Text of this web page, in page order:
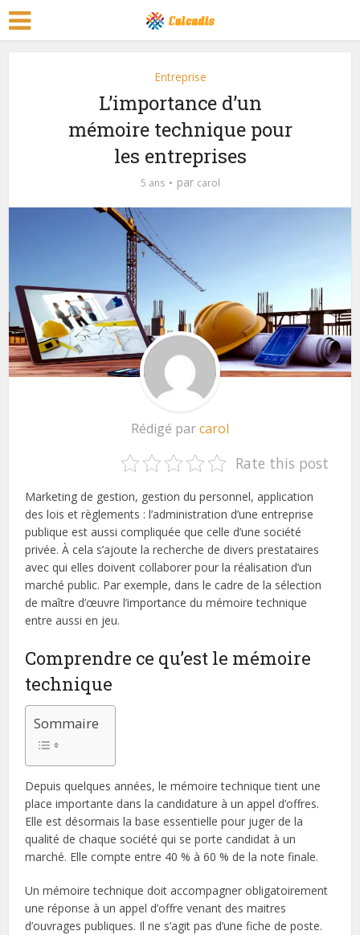
Entreprise
L’importance d’un
mémoire technique pour
les entreprises
5 ans par carol
Rédigé parcarol
Rate this post
Marketing de gestion, gestion du personnel, application
des lois et règlements : l’administration d’une entreprise
publique est aussi compliquée que celle d’une société
privée. À cela s’ajoute la recherche de divers prestataires
avec qui elles doivent collaborer pour la réalisation d’un
marché public. Par exemple, dans le cadre de la sélection
de maître d’œuvre l’importance du mémoire technique
entre aussi en jeu.
Comprendre ce qu’est le mémoire
technique
Sommaire
Depuis quelques années, le mémoire technique tient une
place importante dans la candidature à un appel d’offres.
Elle est désormais la base essentielle pour juger de la
qualité de chaque société qui se porte candidat à un
marché. Elle compte entre 40 % à 60 % de la note finale.
Un mémoire technique doit accompagner obligatoirement
une réponse à un appel d’offre venant des maitres
d’ouvrages publiques. Il ne s’agit pas d’une fiche de poste.